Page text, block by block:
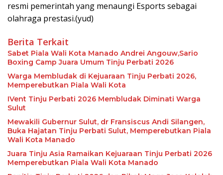
resmi pemerintah yang menaungi Esports sebagai
olahraga prestasi.(yud)
Berita Terkait
Sabet Piala Wali Kota Manado Andrei Angouw,Sario
Boxing Camp Juara Umum Tinju Perbati 2026
Warga Membludak di Kejuaraan Tinju Perbati 2026,
Memperebutkan Piala Wali Kota
IVent Tinju Perbati 2026 Membludak Diminati Warga
Sulut
Mewakili Gubernur Sulut, dr Fransiscus Andi Silangen,
Buka Hajatan Tinju Perbati Sulut, Memperebutkan Piala
Wali Kota Manado
Juara Tinju Asia Ramaikan Kejuaraan Tinju Perbati 2026
Memperebutkan Piala Wali Kota Manado